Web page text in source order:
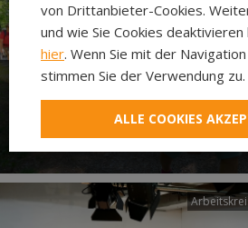
Neuer Pilgerweg
Laudato si’
von Drittanbieter-Cookies.
und wie Sie Cookies deaktivieren
hier. Wenn Sie mit der
stimmen Sie der Verwendung zu.
ALLE COOKIES